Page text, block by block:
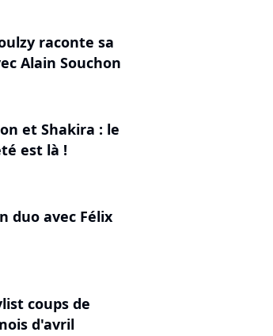
raconte sa
Alain Souchon
et Shakira : le
est là !
duo avec Félix
coups de
d'avril